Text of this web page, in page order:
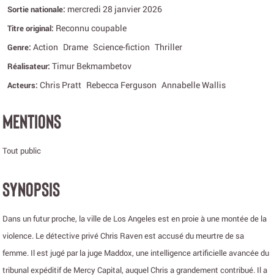
Sortie nationale: mercredi 28 janvier 2026
Titre original: Reconnu coupable
Genre: Action Drame Science-fiction Thriller
Réalisateur: Timur Bekmambetov
Acteurs: Chris Pratt Rebecca Ferguson Annabelle Wallis
MENTIONS
Tout public
SYNOPSIS
Dans un futur proche, la ville de Los Angeles est en proie à une montée de la
violence. Le détective privé Chris Raven est accusé du meurtre de sa
femme. Il est jugé par la juge Maddox, une intelligence artificielle avancée du
tribunal expéditif de Mercy Capital, auquel Chris a grandement contribué. Il a